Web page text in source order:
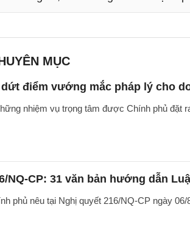
MỤC
điểm vướng mắc pháp lý cho
nhiệm vụ trọng tâm được Chính phủ đặt
NQ-CP: 31 văn bản hướng dẫn
phủ nêu tại Nghị quyết 216/NQ-CP ngày